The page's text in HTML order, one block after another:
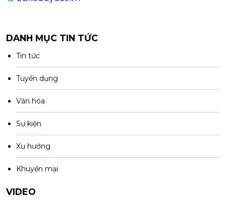
DANH MỤC TIN TỨC
Tin tức
Tuyển dụng
Văn hóa
Sự kiện
Xu hướng
Khuyến mại
VIDEO